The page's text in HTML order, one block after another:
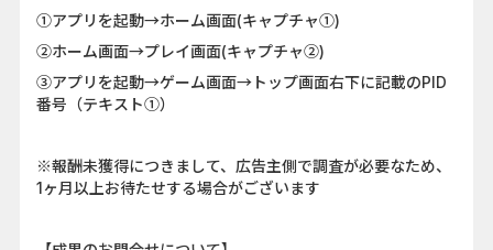
①アプリを起動→ホーム画面(キャプチャ①)
②ホーム画面→プレイ画面(キャプチャ②)
③アプリを起動→ゲーム画面→トップ画面右下に記載のPID
番号（テキスト①）
※報酬未獲得につきまして、広告主側で調査が必要なため、
1ヶ月以上お待たせする場合がございます